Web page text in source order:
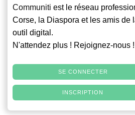
Communiti est le réseau
Corse, la Diaspora et les amis de
outil digital.
N'attendez plus ! Rejoignez-nous !
SE CONNECTER
INSCRIPTION